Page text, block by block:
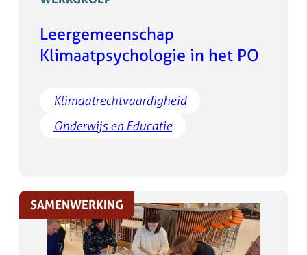
Leergemeenschap
Klimaatpsychologie in het PO
Klimaatrechtvaardigheid
Onderwijs en Educatie
SAMENWERKING